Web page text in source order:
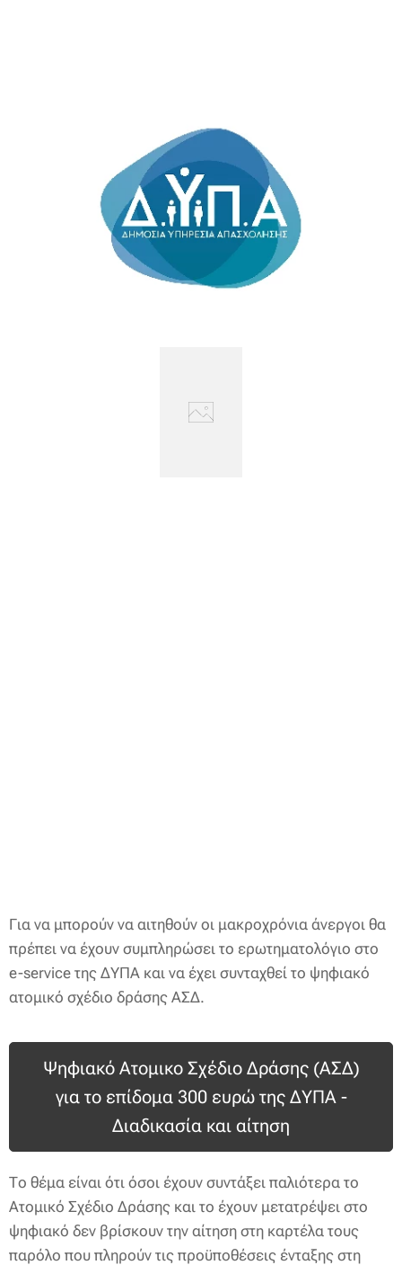
Για να μπορούν να αιτηθούν οι μακροχρόνια άνεργοι θα
πρέπει να έχουν συμπληρώσει το ερωτηματολόγιο στο
e-service της ΔΥΠΑ και να έχει συνταχθεί το ψηφιακό
ατομικό σχέδιο δράσης ΑΣΔ.
Ψηφιακό Ατομικο Σχέδιο Δράσης (ΑΣΔ)
για το επίδομα 300 ευρώ της ΔΥΠΑ -
Διαδικασία και αίτηση
Το θέμα είναι ότι όσοι έχουν συντάξει παλιότερα το
Ατομικό Σχέδιο Δράσης και το έχουν μετατρέψει στο
ψηφιακό δεν βρίσκουν την αίτηση στη καρτέλα τους
παρόλο που πληρούν τις προϋποθέσεις ένταξης στη